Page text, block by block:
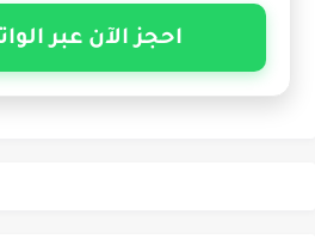
احجز الآن عبر